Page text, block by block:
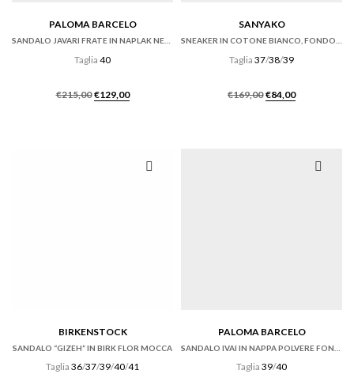
PALOMA BARCELO
SANDALO JAVARI FRATE IN NAPLAK NERO CON ZEPPA
Taglia 40
€215,00 Il
€129,00Il
SANYAKO
SNEAKER IN COTONE BIANCO, FONDO CASSETTA
Taglia 37/38/39
€169,00 Il
€84,00Il
BIRKENSTOCK
SANDALO “GIZEH” IN BIRK FLOR MOCCA
Taglia 36/37/39/40/41
PALOMA BARCELO
Taglia 39/40